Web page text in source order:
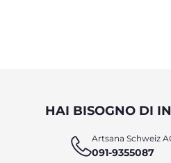
HAI BISOGNO DI
Artsana Schweiz
091-9355087